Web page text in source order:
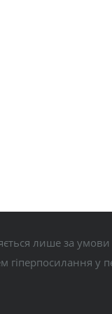
лише за
гіперпосилання у